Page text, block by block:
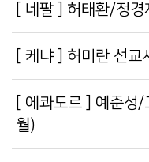
[ 네팔 ] 허태환/정
[ 케냐 ] 허미란 선
[ 에콰도르 ] 예준성
월)